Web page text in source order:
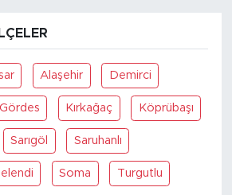
Alaşehir Demirci
Gördes Kırkağaç Köprübaşı
Sarıgöl Saruhanlı
Soma Turgutlu